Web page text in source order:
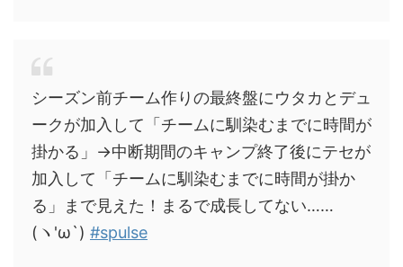
シーズン前チーム作りの最終盤にウタカとデュ
ークが加入して「チームに馴染むまでに時間が
掛かる」→中断期間のキャンプ終了後にテセが
加入して「チームに馴染むまでに時間が掛か
る」まで見えた！まるで成長してない……
(ヽ'ω`) #spulse